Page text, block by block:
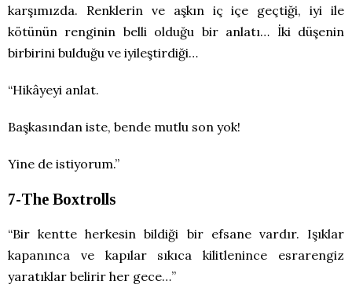
karşımızda. Renklerin ve aşkın iç içe geçtiği, iyi ile
kötünün renginin belli olduğu bir anlatı… İki düşenin
birbirini bulduğu ve iyileştirdiği…
“Hikâyeyi anlat.
Başkasından iste, bende mutlu son yok!
Yine de istiyorum.”
7-The Boxtrolls
“Bir kentte herkesin bildiği bir efsane vardır. Işıklar
kapanınca ve kapılar sıkıca kilitlenince esrarengiz
yaratıklar belirir her gece…”